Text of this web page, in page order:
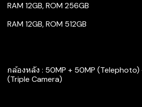
RAM 12GB, ROM 256GB
RAM 12GB, ROM 512GB
กล้องหลัง : 50MP + 50MP (Telephoto)
(Triple Camera)